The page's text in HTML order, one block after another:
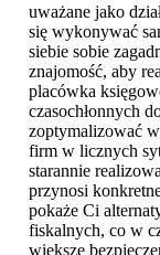
uważane jako
się wykonywać
siebie sobie
znajomość, aby
placówka
czasochłonnych
zoptymalizować
firm w licznych
starannie
przynosi
pokaże Ci
fiskalnych, co w
większe